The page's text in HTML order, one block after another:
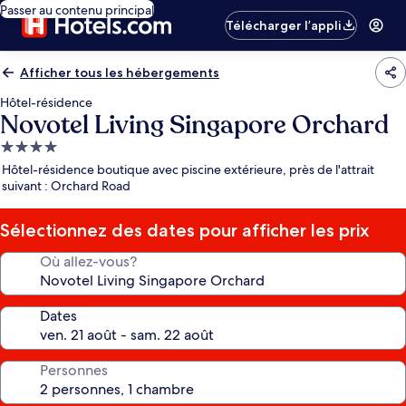
Passer au contenu principal
Télécharger l’appli
Afficher tous les hébergements
Hôtel-résidence
Novotel Living Singapore Orchard
Hébergement
4.0 étoiles
Hôtel-résidence boutique avec piscine extérieure, près de l'attrait
suivant : Orchard Road
Sélectionnez des dates pour afficher les prix
Où allez-vous?
Dates
Personnes